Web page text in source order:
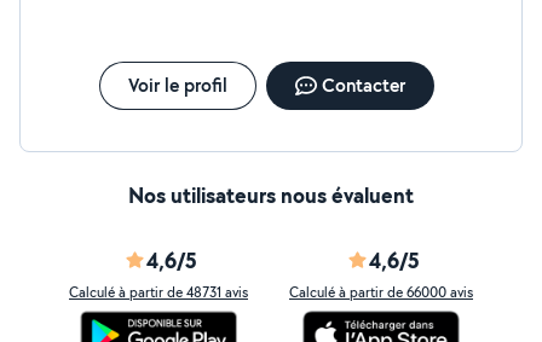
Voir le profil Contacter
Nos utilisateurs nous évaluent
4,6/5
Calculé à partir de 48731 avis
4,6/5
Calculé à partir de 66000 avis